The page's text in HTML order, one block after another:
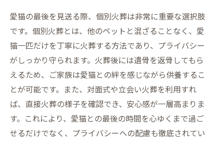
愛猫の最後を見送る際、個別火葬は非常に重要な選択肢
です。個別火葬とは、他のペットと混ざることなく、愛
猫一匹だけを丁寧に火葬する方法であり、プライバシー
がしっかり守られます。火葬後には遺骨を返骨してもら
えるため、ご家族は愛猫との絆を感じながら供養するこ
とが可能です。また、対面式や立会い火葬を利用すれ
ば、直接火葬の様子を確認でき、安心感が一層高まりま
す。これにより、愛猫との最後の時間を心ゆくまで過ご
せるだけでなく、プライバシーへの配慮も徹底されてい